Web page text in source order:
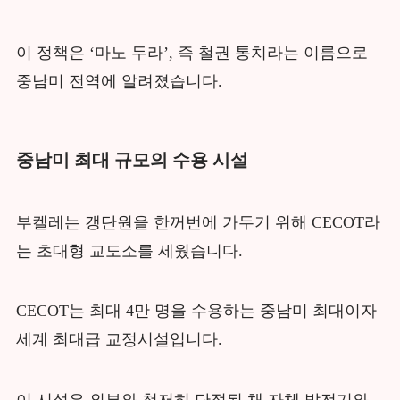
이 정책은 ‘마노 두라’, 즉 철권 통치라는 이름으로
중남미 전역에 알려졌습니다.
중남미 최대 규모의 수용 시설
부켈레는 갱단원을 한꺼번에 가두기 위해 CECOT라
는 초대형 교도소를 세웠습니다.
CECOT는 최대 4만 명을 수용하는 중남미 최대이자
세계 최대급 교정시설입니다.